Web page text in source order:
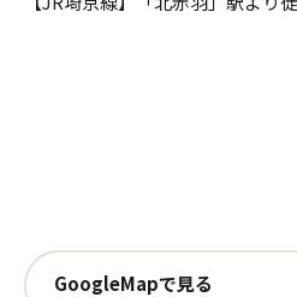
GoogleMapで見る